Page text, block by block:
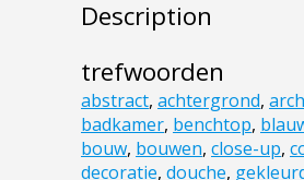
Description
trefwoorden
abstract, achtergrond,
badkamer, benchtop,
bouw, bouwen, close-up,
decoratie, douche,